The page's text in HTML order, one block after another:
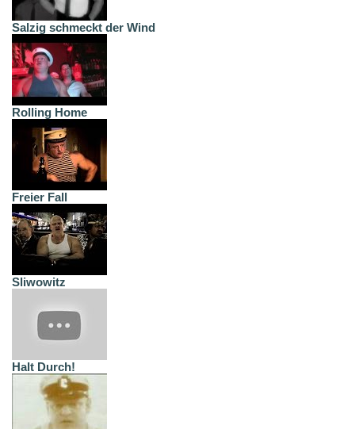
Salzig schmeckt der Wind
Rolling Home
Freier Fall
Sliwowitz
Halt Durch!